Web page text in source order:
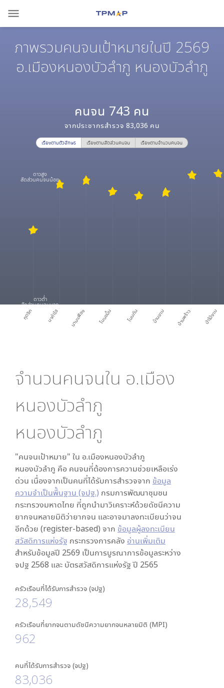
menu
ภาพรวมคนจนเป้าหมายในปี 2569
อ.เมืองหนองบัวลำภู หนองบัวลำภู
คนจน 743 คน
จากประชากรสำรวจ 83,036 คน
เรียงตามตัวอักษร เรียงตามสัดส่วนคนจน เรียงตามจำนวนคนจน
กุดจิก นาคำไฮ นามะเฟือง โนนขมิ้น โนนทัน บ้านขาม บ้านพร้าว ป่าไม้งาม
ดาวสูง
สัดส่วนคนจนน้อย
ดาวต่ำ
สัดส่วนคนจนมาก
จำนวนคนจนใน อ.เมือง
หนองบัวลำภู
หนองบัวลำภู
"คนจนเป้าหมาย" ใน อ.เมืองหนองบัวลำภู
หนองบัวลำภู คือ คนจนที่ต้องการความช่วยเหลือเร่ง
ด่วน เนื่องจากเป็นคนที่ได้รับการสำรวจจาก ข้อมูล
ความจำเป็นพื้นฐาน (จปฐ.) กรมการพัฒนาชุมชน
กระทรวงมหาดไทย ที่ถูกนำมาวิเคราะห์ด้วยดัชนีความ
ยากจนหลายมิติว่ายากจน และอาจมาลงทะเบียนว่าจน
อีกด้วย (register-based) จาก ข้อมูลผู้ลงทะเบียน
สวัสดิการแห่งรัฐ กระทรวงการคลัง อ่านเพิ่มเติม
สำหรับข้อมูลปี 2569 เป็นการบูรณาการข้อมูลระหว่าง
จปฐ 2568 และ บัตรสวัสดิการแห่งรัฐ ปี 2565
ครัวเรือนที่ได้รับการสำรวจ (จปฐ)
28,549
ครัวเรือนที่ยากจนตามดัชนีความยากจนหลายมิติ (MPI)
962
คนที่ได้รับการสำรวจ (จปฐ)
83,036